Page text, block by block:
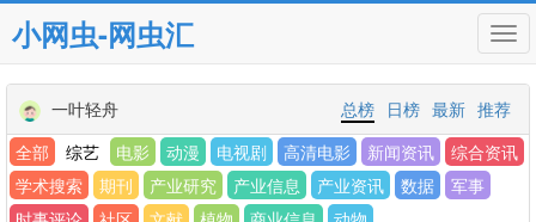
小网虫-网虫汇
一叶轻舟 推荐
最新
日榜
总榜
全部
综艺 电影 动漫 电视剧 高清电影 新闻资讯
综合资讯
学术搜索
期刊 产业研究 产业信息 产业资讯 数据
军事